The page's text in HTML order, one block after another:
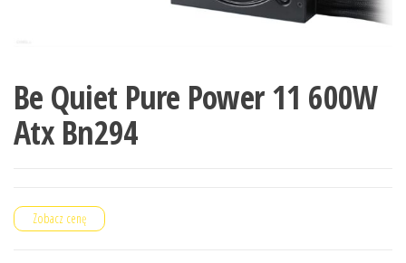
Be Quiet Pure Power 11 600W
Atx Bn294
Zobacz cenę